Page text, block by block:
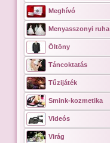
Meghívó
Menyasszonyi ruha
Öltöny
Táncoktatás
Tűzijáték
Smink-kozmetika
Videós
Virág